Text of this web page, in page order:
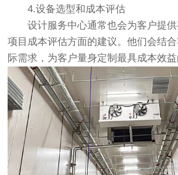
4.设备选型和成本评估
设计服务中心通常也会为客户提供
项目成本评估方面的建议。他们会结
际需求，为客户量身定制最具成本效益